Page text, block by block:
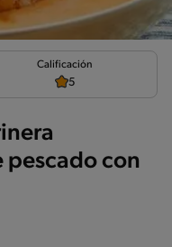
Calificación
5
con